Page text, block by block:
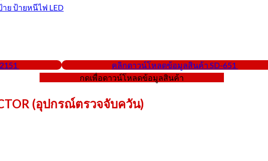
ย ป้ายหนีไฟ LED
คลิกดาวน์โหลดข้อมูลสินค้า SD-651
กดเพื่อดาวน์โหลดข้อมูลสินค้า
(อุปกรณ์ตรวจจับควัน)